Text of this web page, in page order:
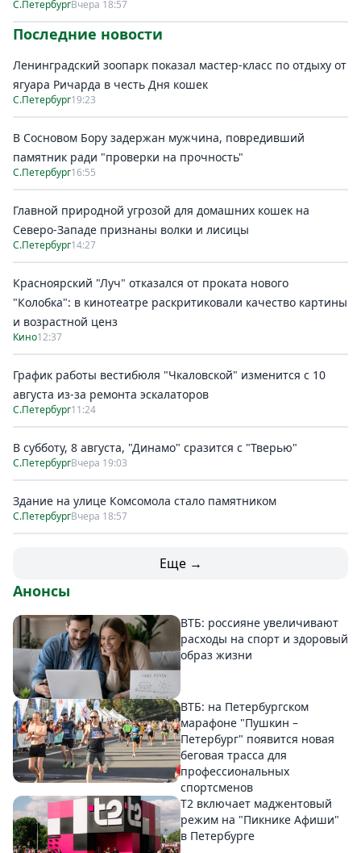
С.ПетербургВчера 18:57
Последние новости
Ленинградский зоопарк показал мастер-класс по отдыху от
ягуара Ричарда в честь Дня кошек
С.Петербург19:23
В Сосновом Бору задержан мужчина, повредивший
памятник ради "проверки на прочность"
С.Петербург16:55
Главной природной угрозой для домашних кошек на
Северо-Западе признаны волки и лисицы
С.Петербург14:27
Красноярский "Луч" отказался от проката нового
"Колобка": в кинотеатре раскритиковали качество картины
и возрастной ценз
Кино12:37
График работы вестибюля "Чкаловской" изменится с 10
августа из-за ремонта эскалаторов
С.Петербург11:24
В субботу, 8 августа, "Динамо" сразится с "Тверью"
С.ПетербургВчера 19:03
Здание на улице Комсомола стало памятником
С.ПетербургВчера 18:57
Еще →
Анонсы
ВТБ: россияне увеличивают
расходы на спорт и здоровый
образ жизни
ВТБ: на Петербургском
марафоне "Пушкин –
Петербург" появится новая
беговая трасса для
профессиональных
спортсменов
Т2 включает маджентовый
режим на "Пикнике Афиши"
в Петербурге